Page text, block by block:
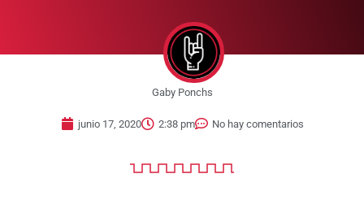
Gaby Ponchs
junio 17, 2020 2:38 pm No hay comentarios